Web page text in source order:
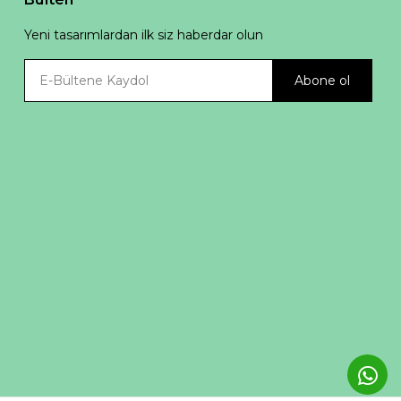
Yeni tasarımlardan ilk siz haberdar olun
Abone ol